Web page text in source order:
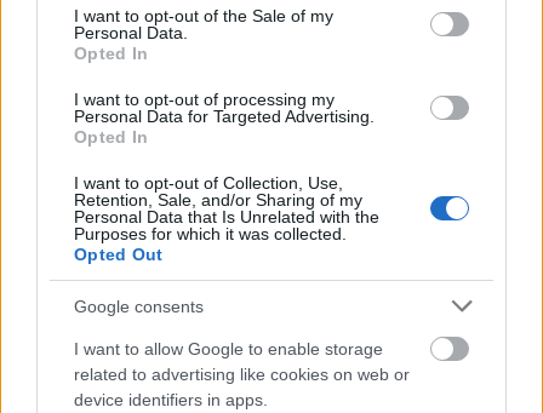
consent section.
I want to opt-out of the Sale of my
Personal Data.
Opted In
I want to opt-out of processing my
Personal Data for Targeted Advertising.
Opted In
I want to opt-out of Collection, Use,
Retention, Sale, and/or Sharing of my
Personal Data that Is Unrelated with the
Purposes for which it was collected.
Opted Out
Google consents
I want to allow Google to enable storage
related to advertising like cookies on web or
device identifiers in apps.
A Kárpát-medencei Baka István vers-, énekeltvers- és
prózamondó találkozót a hétvégén rendezik.